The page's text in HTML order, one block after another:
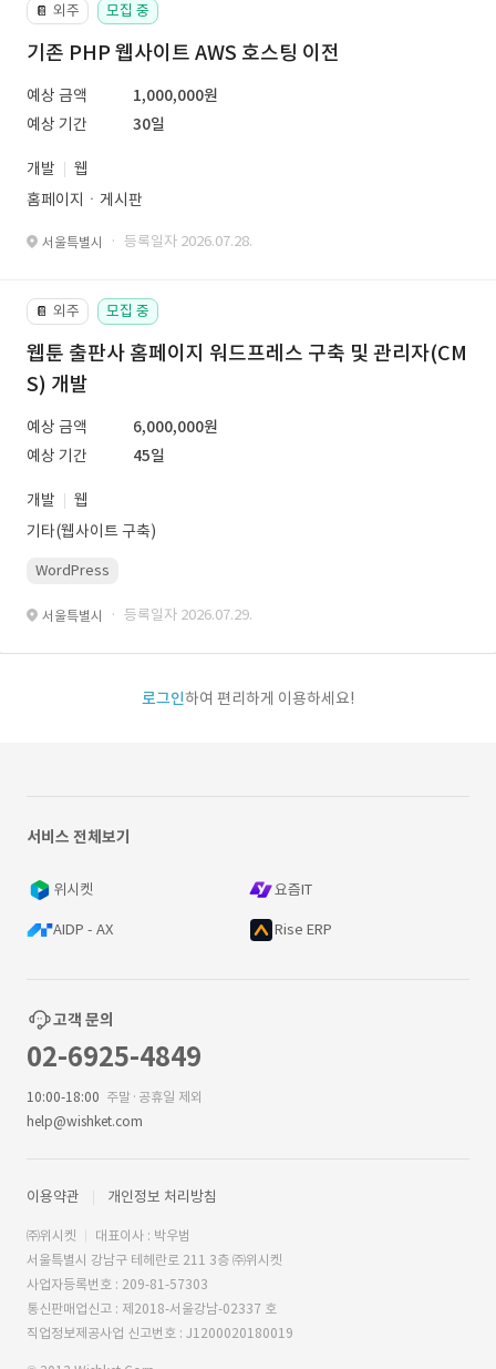
📔 외주 모집 중
기존 PHP 웹사이트 AWS 호스팅 이전
예상 금액
1,000,000원
예상 기간
30일
개발
웹
홈페이지ㆍ게시판
서울특별시 · 등록일자 2026.07.28.
📔 외주 모집 중
웹툰 출판사 홈페이지 워드프레스 구축 및 관리자(CM
S) 개발
예상 금액
6,000,000원
예상 기간
45일
개발
웹
기타(웹사이트 구축)
WordPress
서울특별시 · 등록일자 2026.07.29.
로그인하여 편리하게 이용하세요!
서비스 전체보기
위시켓 요즘IT
AIDP - AX Rise ERP
고객 문의
02-6925-4849
10:00-18:00 주말·공휴일 제외
help@wishket.com
이용약관 개인정보 처리방침
㈜위시켓
대표이사 : 박우범
서울특별시 강남구 테헤란로 211 3층 ㈜위시켓
사업자등록번호 : 209-81-57303
통신판매업신고 : 제2018-서울강남-02337 호
직업정보제공사업 신고번호 : J1200020180019